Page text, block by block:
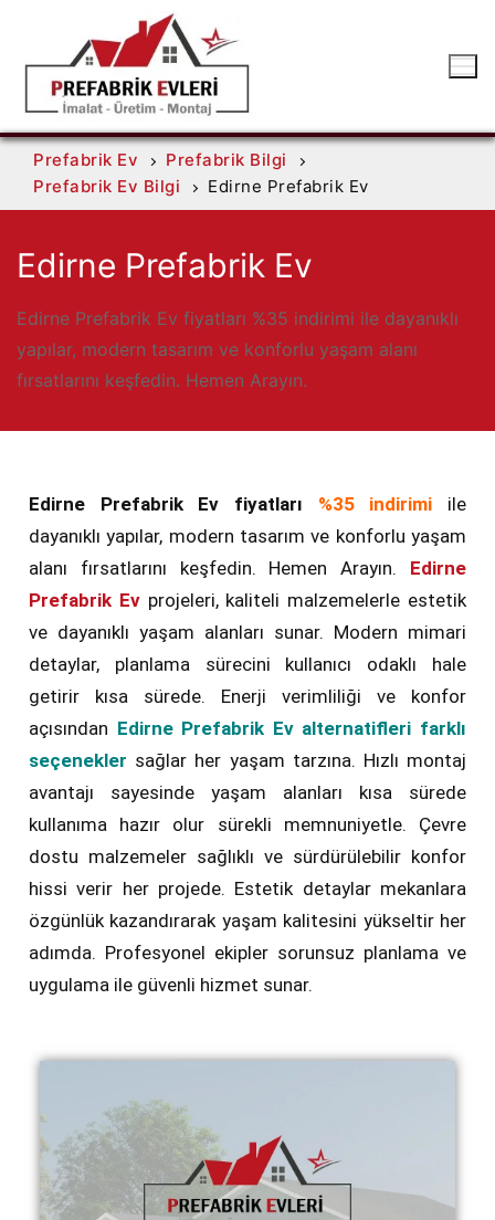
Prefabrik Ev
Prefabrik Bilgi
Prefabrik Ev Bilgi
Edirne Prefabrik Ev
Edirne Prefabrik Ev
Edirne Prefabrik Ev fiyatları %35 indirimi ile dayanıklı
yapılar, modern tasarım ve konforlu yaşam alanı
fırsatlarını keşfedin. Hemen Arayın.
Edirne Prefabrik Ev fiyatları %35 indirimi ile
dayanıklı yapılar, modern tasarım ve konforlu yaşam
alanı fırsatlarını keşfedin. Hemen Arayın. Edirne
Prefabrik Ev projeleri, kaliteli malzemelerle estetik
ve dayanıklı yaşam alanları sunar. Modern mimari
detaylar, planlama sürecini kullanıcı odaklı hale
getirir kısa sürede. Enerji verimliliği ve konfor
açısından Edirne Prefabrik Ev alternatifleri farklı
seçenekler sağlar her yaşam tarzına. Hızlı montaj
avantajı sayesinde yaşam alanları kısa sürede
kullanıma hazır olur sürekli memnuniyetle. Çevre
dostu malzemeler sağlıklı ve sürdürülebilir konfor
hissi verir her projede. Estetik detaylar mekanlara
özgünlük kazandırarak yaşam kalitesini yükseltir her
adımda. Profesyonel ekipler sorunsuz planlama ve
uygulama ile güvenli hizmet sunar.